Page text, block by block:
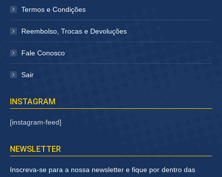
Termos e Condições
Reembolso, Trocas e Devoluções
Fale Conosco
Sair
INSTAGRAM
[instagram-feed]
NEWSLETTER
Inscreva-se para a nossa newsletter e fique por dentro das